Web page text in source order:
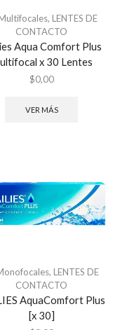
, LENTES DE
CONTACTO
Aqua Comfort Plus
x 30 Lentes
$0,00
VER MÁS
, LENTES DE
CONTACTO
AquaComfort Plus
[x 30]